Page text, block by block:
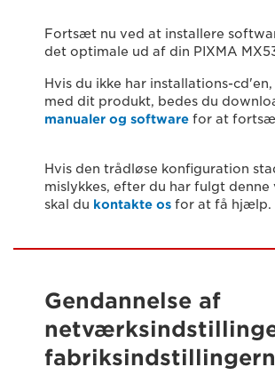
Fortsæt nu ved at installere
det optimale ud af din PIXMA
Hvis du ikke har installations-
med dit produkt, bedes du
manualer og software for at
Hvis den trådløse konfiguration
mislykkes, efter du har fulgt denne
skal du kontakte os for at få hjælp.
Gendannelse af